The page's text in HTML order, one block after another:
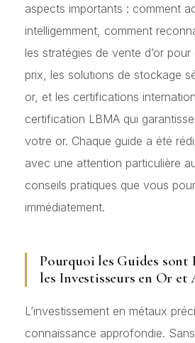
aspects importants : comment
intelligemment, comment
les stratégies de vente d’or
prix, les solutions de stockage
or, et les certifications
certification LBMA qui
votre or. Chaque guide a été
avec une attention particulière
conseils pratiques que vous
immédiatement.
Pourquoi les Guides sont
les Investisseurs en Or et
L’investissement en métaux
connaissance approfondie.